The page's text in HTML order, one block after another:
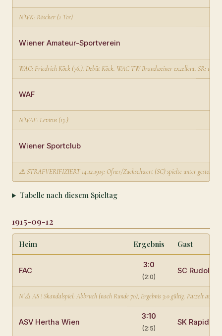
N'WK: Röscher (1 Tor)
Wiener Amateur-Sportverein
WAC: Friedrich Köck (76.). Debüt Köck. WAC TW Brandweiner exzellent. SR:
WAF
N'WAF: Levitus (13.)
Wiener Sportclub
⚠️ STRAFVERIFIZIERT 14.12.1915: Ofner/Zuckschwert (SC) spielte unter
Tabelle nach diesem Spieltag
1915-09-12
Heim Ergebnis Gast
FAC
3:0
(2:0)
SC
N'⚠️ AS ! Skandalspiel: Abbruch (nach Runde 70), Ergebnis 3:0 gültig. Patzelt
ASV Hertha Wien
3:10
(2:5)
SK Rapid